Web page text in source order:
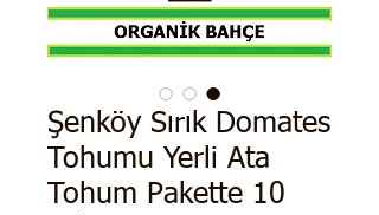
Şenköy Sırık Domates
Tohumu Yerli Ata
Tohum Pakette 10